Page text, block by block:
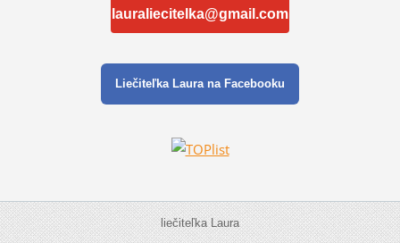
lauraliecitelka@gmail.com
Liečiteľka Laura na Facebooku
liečiteľka Laura